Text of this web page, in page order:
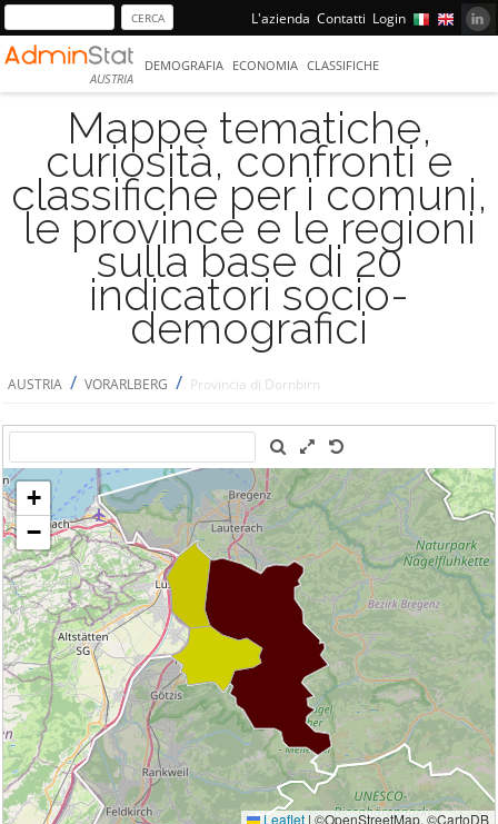
L'azienda Contatti Login
AUSTRIA
DEMOGRAFIA ECONOMIA CLASSIFICHE
Mappe tematiche,
curiosità, confronti e
classifiche per i comuni,
le province e le regioni
sulla base di 20
indicatori socio-
demografici
AUSTRIA / VORARLBERG / Provincia di Dornbirn